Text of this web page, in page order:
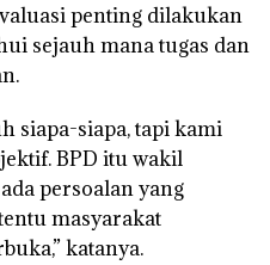
penting dilakukan
sejauh mana tugas dan
siapa-siapa, tapi kami
BPD itu wakil
persoalan yang
masyarakat
katanya.